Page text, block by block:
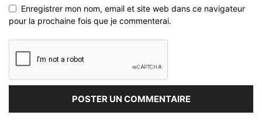
Enregistrer mon nom, email et site web dans ce navigateur
pour la prochaine fois que je commenterai.